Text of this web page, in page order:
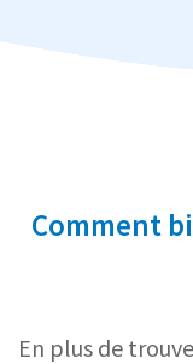
Comment
En plus de